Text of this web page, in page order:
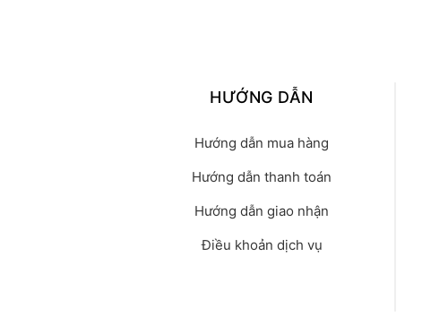
HƯỚNG DẪN
Hướng dẫn mua hàng
Hướng dẫn thanh toán
Hướng dẫn giao nhận
Điều khoản dịch vụ